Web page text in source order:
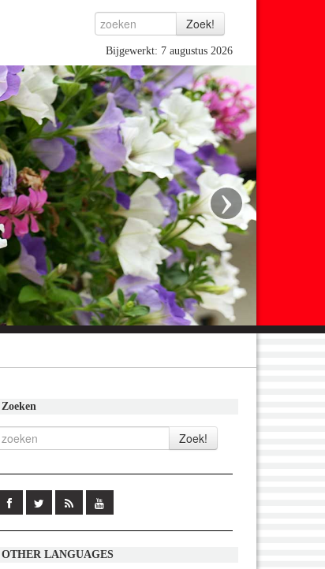
Bijgewerkt: 7 augustus 2026
›
Zoeken
OTHER LANGUAGES